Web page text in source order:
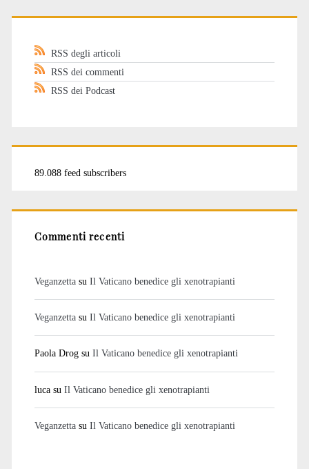
RSS degli articoli
RSS dei commenti
RSS dei Podcast
89.088 feed subscribers
Commenti recenti
Veganzettasu Il Vaticano benedice gli xenotrapianti
Veganzettasu Il Vaticano benedice gli xenotrapianti
Paola Drogsu Il Vaticano benedice gli xenotrapianti
lucasu Il Vaticano benedice gli xenotrapianti
Veganzettasu Il Vaticano benedice gli xenotrapianti